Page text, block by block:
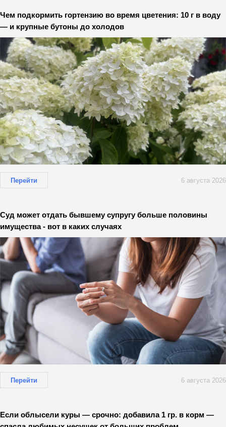
Чем подкормить гортензию во время цветения: 10 г в воду
— и крупные бутоны до холодов
Перейти 6 августа 2026
Суд может отдать бывшему супругу больше половины
имущества - вот в каких случаях
Перейти 6 августа 2026
Если облысели куры — срочно: добавила 1 гр. в корм —